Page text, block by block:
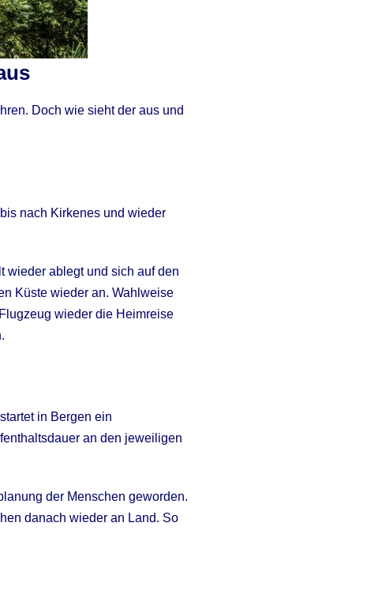
Doch wie sieht der aus und
nach Kirkenes und wieder
wieder ablegt und sich auf den
Küste wieder an. Wahlweise
wieder die Heimreise
in Bergen ein
an den jeweiligen
der Menschen geworden.
danach wieder an Land. So